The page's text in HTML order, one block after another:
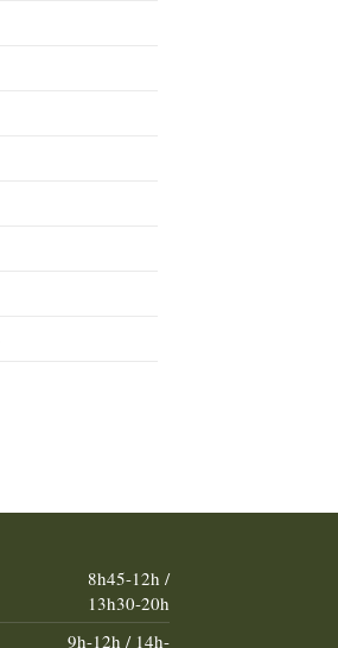
8h45-12h /
13h30-20h
9h-12h / 14h-